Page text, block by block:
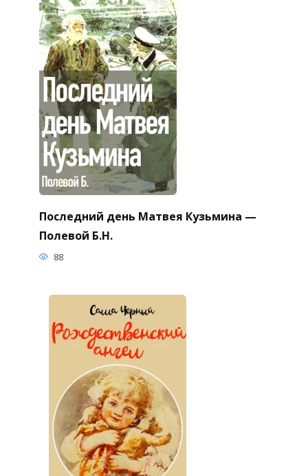
Последний день Матвея Кузьмина —
Полевой Б.Н.
88